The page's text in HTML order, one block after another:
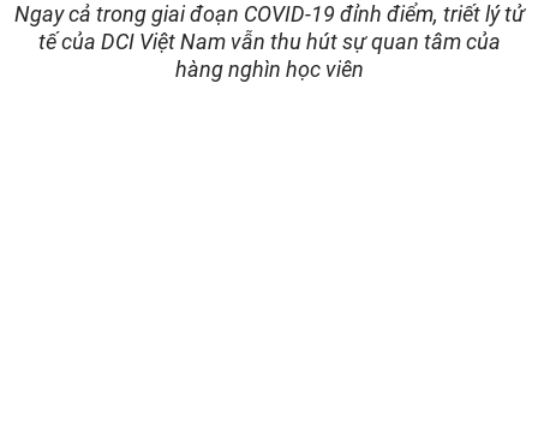
Ngay cả trong giai đoạn COVID-19 đỉnh điểm, triết lý tử
tế của DCI Việt Nam vẫn thu hút sự quan tâm của
hàng nghìn học viên